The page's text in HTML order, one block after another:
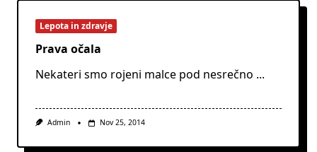
Lepota in zdravje
Prava očala
Nekateri smo rojeni malce pod nesrečno ...
Admin Nov 25, 2014